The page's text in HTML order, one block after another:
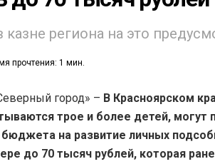
казне региона на это
прочтения: 1 мин.
город» – В Красноярском
трое и более детей, могут
бюджета на развитие личных
до 70 тысяч рублей, которая